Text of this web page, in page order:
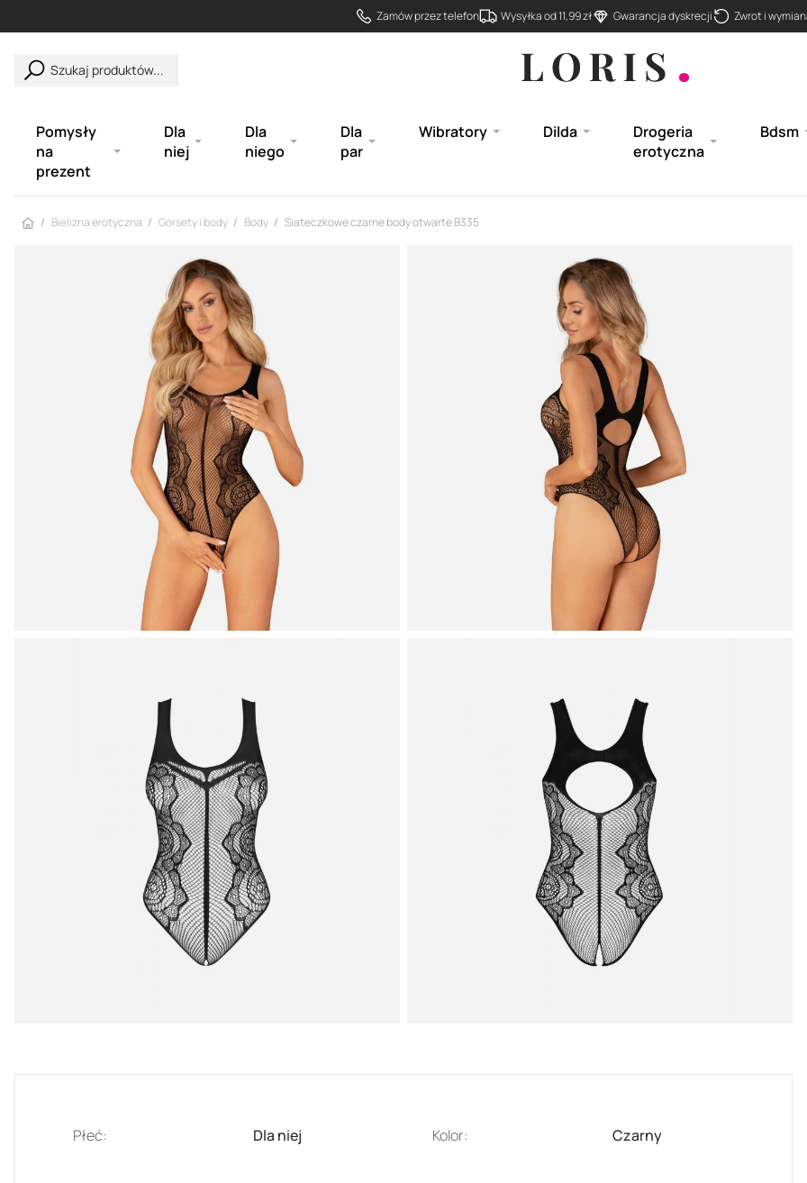
Zamów przez telefon Wysyłka od 11,99 zł Gwarancja dyskrecji Zwrot i
Szukaj produktów...
Pomysły
na
prezent
Dla
niej
Dla
niego
Dla
par
Wibratory Dilda
Drogeria
erotyczna
Bdsm
Strona główna
Bielizna erotyczna Gorsety i body Body Siateczkowe czarne body otwarte B335
Płeć: Dla niej Kolor: Czarny